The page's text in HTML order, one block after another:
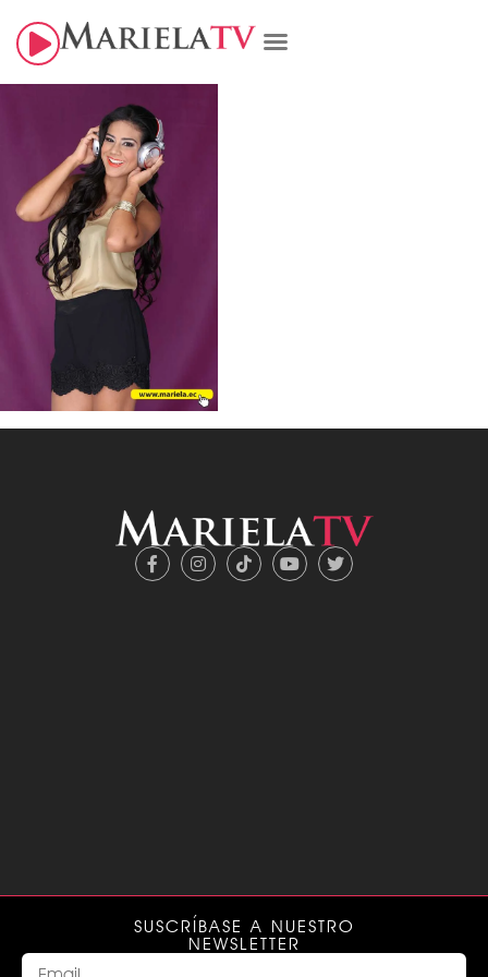
SUSCRÍBASE A NUESTRO
NEWSLETTER